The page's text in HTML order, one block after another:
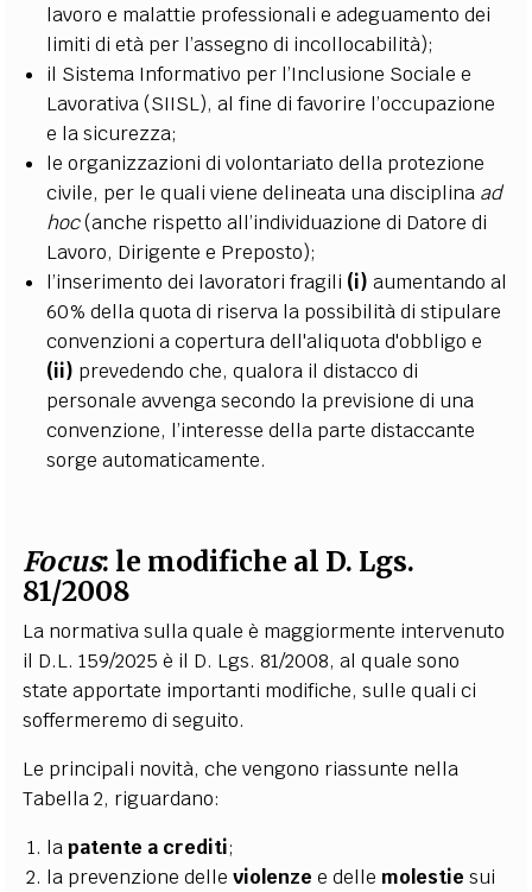
lavoro e malattie professionali e adeguamento dei
limiti di età per l’assegno di incollocabilità);
il Sistema Informativo per l’Inclusione Sociale e
Lavorativa (SIISL), al fine di favorire l’occupazione
e la sicurezza;
le organizzazioni di volontariato della protezione
civile, per le quali viene delineata una disciplina ad
hoc(anche rispetto all’individuazione di Datore di
Lavoro, Dirigente e Preposto);
l’inserimento dei lavoratori fragili (i) aumentando al
60% della quota di riserva la possibilità di stipulare
convenzioni a copertura dell'aliquota d'obbligo e
(ii) prevedendo che, qualora il distacco di
personale avvenga secondo la previsione di una
convenzione, l’interesse della parte distaccante
sorge automaticamente.
Focus: le modifiche al D. Lgs.
81/2008
La normativa sulla quale è maggiormente intervenuto
il D.L. 159/2025 è il D. Lgs. 81/2008, al quale sono
state apportate importanti modifiche, sulle quali ci
soffermeremo di seguito.
Le principali novità, che vengono riassunte nella
Tabella 2, riguardano:
lapatente a crediti;
la prevenzione delleviolenze e delle molestie sui